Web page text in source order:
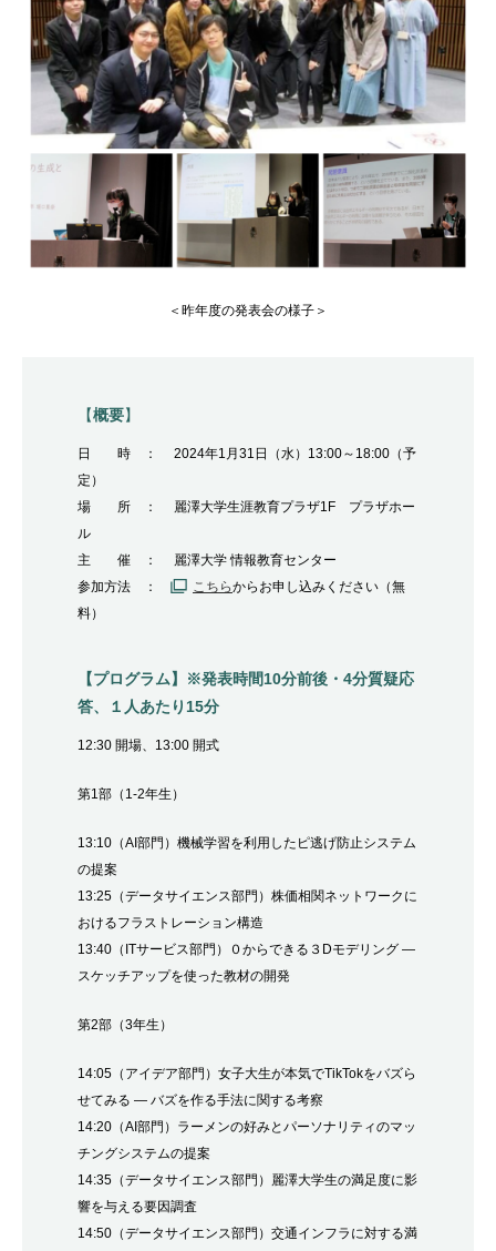
＜昨年度の発表会の様子＞
【概要】
日 時 ： 2024年1月31日（水） 13:00～18:00（予
定）
場 所 ： 麗澤大学生涯教育プラザ1F プラザホー
ル
主 催 ： 麗澤大学 情報教育センター
参加方法 ：
こちらからお申し込みください（無
料）
【プログラム】※発表時間10分前後・4分質疑応
答、１人あたり15分
12:30 開場、13:00 開式
第1部（1-2年生）
13:10（AI部門）機械学習を利用したピ逃げ防止システム
の提案
13:25（データサイエンス部門）株価相関ネットワークに
おけるフラストレーション構造
13:40（ITサービス部門）０からできる３Dモデリング ―
スケッチアップを使った教材の開発
第2部（3年生）
14:05（アイデア部門）女子大生が本気でTikTokをバズら
せてみる ― バズを作る手法に関する考察
14:20（AI部門）ラーメンの好みとパーソナリティのマッ
チングシステムの提案
14:35（データサイエンス部門）麗澤大学生の満足度に影
響を与える要因調査
14:50（データサイエンス部門）交通インフラに対する満